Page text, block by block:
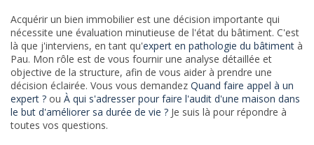
Acquérir un bien immobilier est une décision importante qui
nécessite une évaluation minutieuse de l'état du bâtiment. C'est
là que j'interviens, en tant qu'expert en pathologie du bâtiment à
Pau. Mon rôle est de vous fournir une analyse détaillée et
objective de la structure, afin de vous aider à prendre une
décision éclairée. Vous vous demandez Quand faire appel à un
expert ? ou À qui s'adresser pour faire l'audit d'une maison dans
le but d'améliorer sa durée de vie ? Je suis là pour répondre à
toutes vos questions.